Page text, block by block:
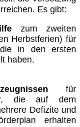
Es gibt:
zum zweiten
Herbstferien) für
in den ersten
haben,
n für
die auf dem
Defizite und
erhalten